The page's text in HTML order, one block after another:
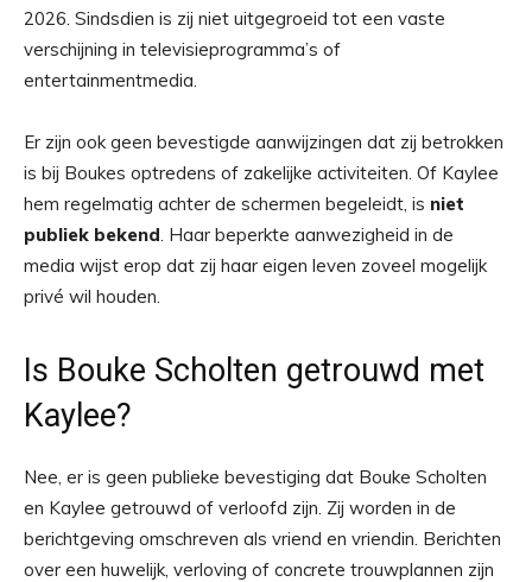
2026. Sindsdien is zij niet uitgegroeid tot een vaste
verschijning in televisieprogramma’s of
entertainmentmedia.
Er zijn ook geen bevestigde aanwijzingen dat zij betrokken
is bij Boukes optredens of zakelijke activiteiten. Of Kaylee
hem regelmatig achter de schermen begeleidt, is niet
publiek bekend. Haar beperkte aanwezigheid in de
media wijst erop dat zij haar eigen leven zoveel mogelijk
privé wil houden.
Is Bouke Scholten getrouwd met
Kaylee?
Nee, er is geen publieke bevestiging dat Bouke Scholten
en Kaylee getrouwd of verloofd zijn. Zij worden in de
berichtgeving omschreven als vriend en vriendin. Berichten
over een huwelijk, verloving of concrete trouwplannen zijn